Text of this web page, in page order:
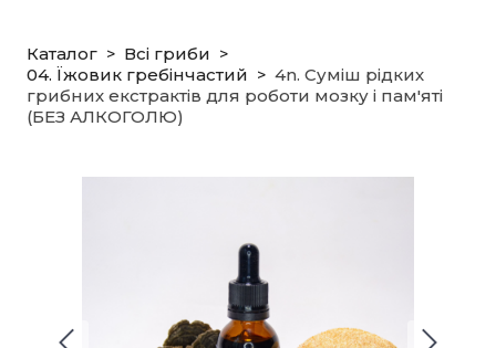
Каталог
Всі гриби
04. Їжовик гребінчастий
4n. Суміш рідких
грибних екстрактів для роботи мозку і пам'яті
(БЕЗ АЛКОГОЛЮ)